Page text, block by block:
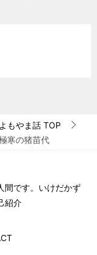
もやま話 TOP
寒の猪苗代
間です。いけだかず
紹介